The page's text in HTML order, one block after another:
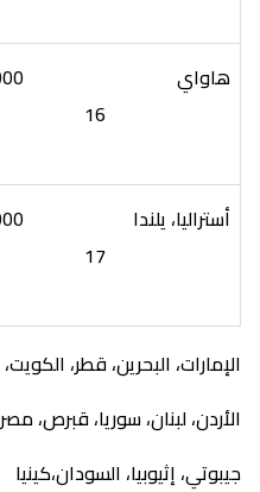
هاواي
16
أستراليا، يلندا
17
الإمارات، البحرين، قطر،
الأردن، لبنان، سوريا، قبرص،
جيبوتي، إثيوبيا، السودان،كينيا